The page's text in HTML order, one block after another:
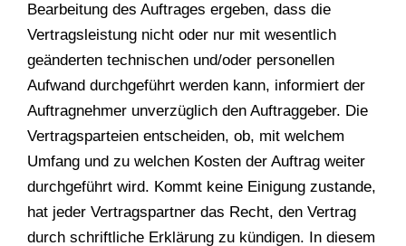
Bearbeitung des Auftrages ergeben, dass die
Vertragsleistung nicht oder nur mit wesentlich
geänderten technischen und/oder personellen
Aufwand durchgeführt werden kann, informiert der
Auftragnehmer unverzüglich den Auftraggeber. Die
Vertragsparteien entscheiden, ob, mit welchem
Umfang und zu welchen Kosten der Auftrag weiter
durchgeführt wird. Kommt keine Einigung zustande,
hat jeder Vertragspartner das Recht, den Vertrag
durch schriftliche Erklärung zu kündigen. In diesem